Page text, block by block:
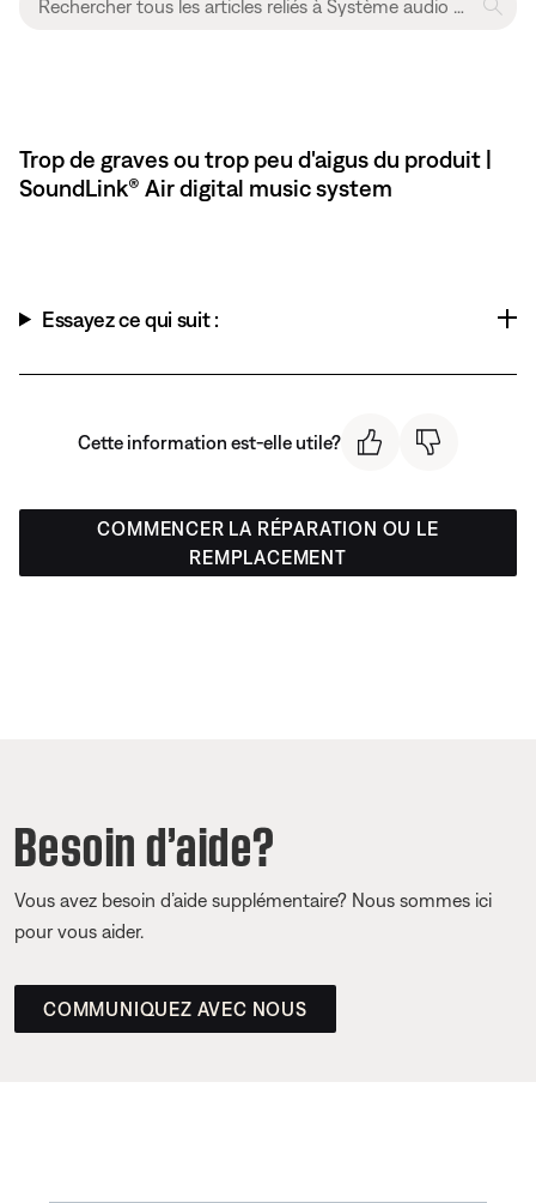
Trop de graves ou trop peu d'aigus du produit |
SoundLink® Air digital music system
Essayez ce qui suit :
Cette information est-elle utile?
COMMENCER LA RÉPARATION OU LE
REMPLACEMENT
Besoin d’aide?
Vous avez besoin d’aide supplémentaire? Nous sommes ici
pour vous aider.
COMMUNIQUEZ AVEC NOUS